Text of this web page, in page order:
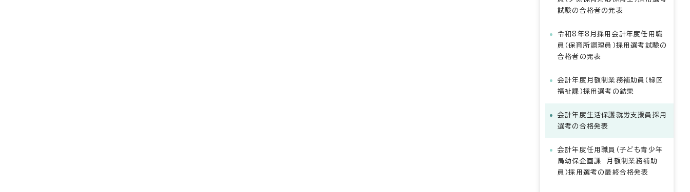
試験の合格者の発表
令和8年8月採用会計年度任用職
員（保育所調理員）採用選考試験の
合格者の発表
会計年度月額制業務補助員（緑区
福祉課）採用選考の結果
会計年度生活保護就労支援員採用
選考の合格発表
会計年度任用職員（子ども青少年
局幼保企画課 月額制業務補助
員）採用選考の最終合格発表